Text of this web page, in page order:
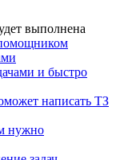
выполнена
и быстро
написать ТЗ
нужно